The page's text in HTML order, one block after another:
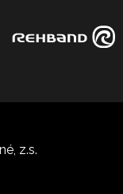
z.s.